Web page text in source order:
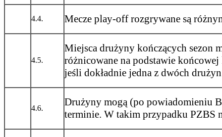
4.4. Mecze play-off rozgrywane są
4.5.
Miejsca drużyny kończących sezon
różnicowane na podstawie
jeśli dokładnie jedna z dwóch
4.6.
Drużyny mogą (po powiadomieniu
terminie. W takim przypadku PZBS